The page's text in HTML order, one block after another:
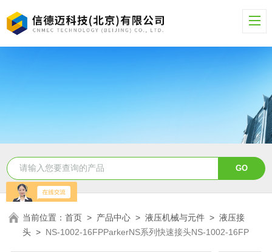
当前位置：首页 > 产品中心 >液压机械与元件 >液压接
头 > NS-1002-16FPParkerNS系列快速接头NS-1002-16FP